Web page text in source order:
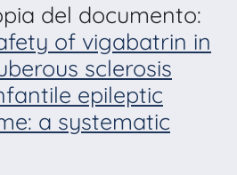
del documento:
of vigabatrin in
sclerosis
epileptic
a systematic